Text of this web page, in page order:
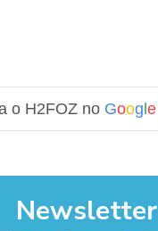
o H2FOZ no Goog le
Newsletter